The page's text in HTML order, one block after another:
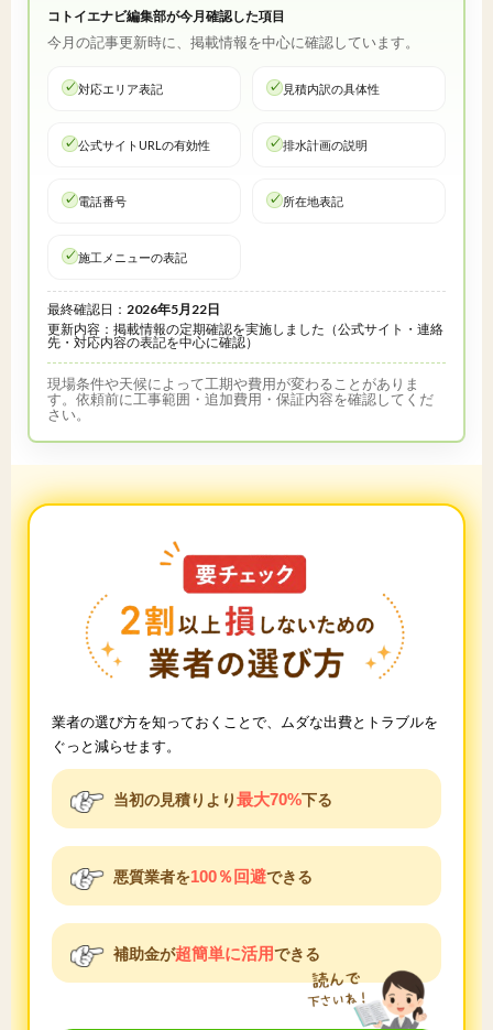
コトイエナビ編集部が今月確認した項目
今月の記事更新時に、掲載情報を中心に確認しています。
対応エリア表記 見積内訳の具体性
公式サイトURLの有効性 排水計画の説明
電話番号 所在地表記
施工メニューの表記
最終確認日： 2026年5月22日
更新内容：掲載情報の定期確認を実施しました（公式サイト・連絡
先・対応内容の表記を中心に確認）
現場条件や天候によって工期や費用が変わることがありま
す。依頼前に工事範囲・追加費用・保証内容を確認してくだ
さい。
業者の選び方を知っておくことで、ムダな出費とトラブルを
ぐっと減らせます。
当初の見積りより最大70%下る
悪質業者を100％回避できる
補助金が超簡単に活用できる